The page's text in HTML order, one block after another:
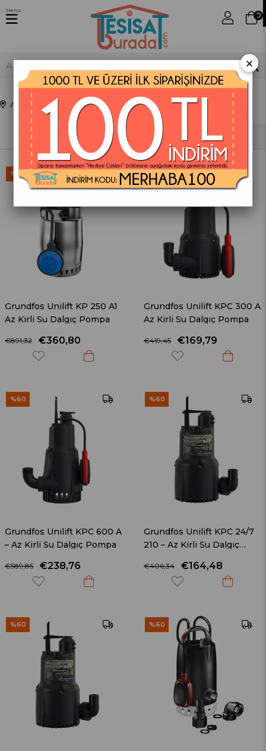
0
Menu
Anasayfa Pompalar Dalgıç Pompalar
Filtreleme
Sıralama
Grundfos Unilift KP 250 A1
Az Kirli Su Dalgıç Pompa
€360,80
€891,32
%60
Grundfos Unilift KPC 300 A
Az Kirli Su Dalgıç Pompa
€169,79
€419,45
%60
Grundfos Unilift KPC 600 A
– Az Kirli Su Dalgıç Pompa
€238,76
€589,85
%60
Grundfos Unilift KPC 24/7
210 – Az Kirli Su Dalgıç
€164,48
€406,34
%60
%60 %60
×